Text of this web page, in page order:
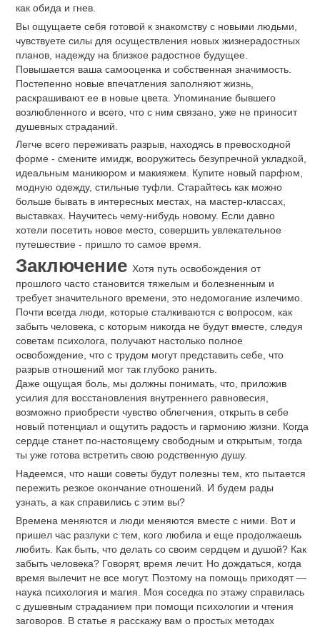
как обида и гнев.
Вы ощущаете себя готовой к знакомству с новыми людьми,
чувствуете силы для осуществления новых жизнерадостных
планов, надежду на близкое радостное будущее.
Повышается ваша самооценка и собственная значимость.
Постепенно новые впечатления заполняют жизнь,
раскрашивают ее в новые цвета. Упоминание бывшего
возлюбленного и всего, что с ним связано, уже не приносит
душевных страданий.
Легче всего переживать разрыв, находясь в превосходной
форме - смените имидж, вооружитесь безупречной укладкой,
идеальным маникюром и макияжем. Купите новый парфюм,
модную одежду, стильные туфли. Старайтесь как можно
больше бывать в интересных местах, на мастер-классах,
выставках. Научитесь чему-нибудь новому. Если давно
хотели посетить новое место, совершить увлекательное
путешествие - пришло то самое время.
Заключение Хотя путь освобождения от
прошлого часто становится тяжелым и болезненным и
требует значительного времени, это недомогание излечимо.
Почти всегда люди, которые сталкиваются с вопросом, как
забыть человека, с которым никогда не будут вместе, следуя
советам психолога, получают настолько полное
освобождение, что с трудом могут представить себе, что
разрыв отношений мог так глубоко ранить.
Даже ощущая боль, мы должны понимать, что, приложив
усилия для восстановления внутреннего равновесия,
возможно приобрести чувство облегчения, открыть в себе
новый потенциал и ощутить радость и гармонию жизни. Когда
сердце станет по-настоящему свободным и открытым, тогда
ты уже готова встретить свою родственную душу.
Надеемся, что наши советы будут полезны тем, кто пытается
пережить резкое окончание отношений. И будем рады
узнать, а как справились с этим вы?
Времена меняются и люди меняются вместе с ними. Вот и
пришел час разлуки с тем, кого любила и еще продолжаешь
любить. Как быть, что делать со своим сердцем и душой? Как
забыть человека? Говорят, время лечит. Но дождаться, когда
время вылечит не все могут. Поэтому на помощь приходят —
наука психология и магия. Моя соседка по этажу справилась
с душевным страданием при помощи психологии и чтения
заговоров. В статье я расскажу вам о простых методах